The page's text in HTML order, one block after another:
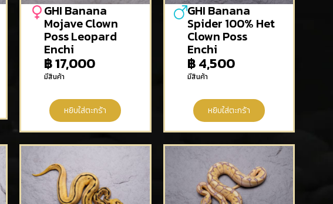
GHI Banana
Mojave Clown
Poss Leopard
Enchi
฿17,000
มีสินค้า
หยิบใส่ตะกร้า
GHI Banana
Spider 100% Het
Clown Poss
Enchi
฿4,500
มีสินค้า
หยิบใส่ตะกร้า